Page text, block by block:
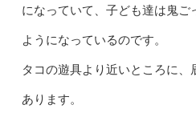
になっていて、子ども達は鬼ご
ようになっているのです。
タコの遊具より近いところに
あります。